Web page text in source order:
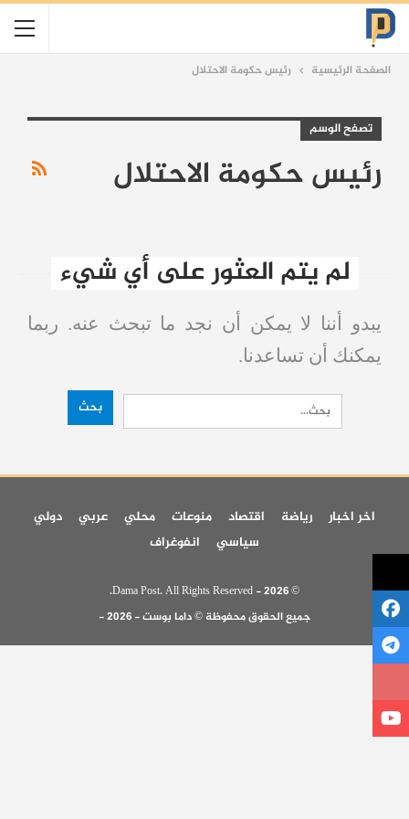
الصفحة الرئيسية رئيس حكومة الاحتلال
تصفح الوسم
رئيس حكومة الاحتلال
لم يتم العثور على أي شيء
يبدو أننا لا يمكن أن نجد ما تبحث عنه. ربما
يمكنك أن تساعدنا.
اخر اخبار رياضة اقتصاد منوعات محلي عربي
دولي
سياسي
انفوغراف
© 2026 - Dama Post. All Rights Reserved.
جميع الحقوق محفوظة © داما بوست - 2026 -